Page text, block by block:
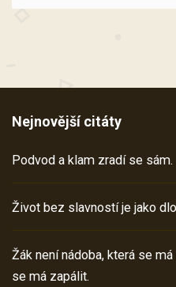
Nejnovější citáty
Podvod a klam zradí se sám.
Život bez slavností je jako
Žák není nádoba, která se
se má zapálit.